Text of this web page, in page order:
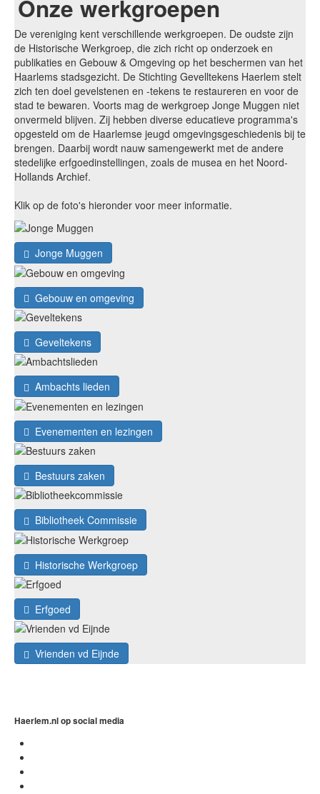
Onze werkgroepen
De vereniging kent verschillende werkgroepen. De oudste zijn
de Historische Werkgroep, die zich richt op onderzoek en
publikaties en Gebouw & Omgeving op het beschermen van het
Haarlems stadsgezicht. De Stichting Gevelltekens Haerlem stelt
zich ten doel gevelstenen en -tekens te restaureren en voor de
stad te bewaren. Voorts mag de werkgroep Jonge Muggen niet
onvermeld blijven. Zij hebben diverse educatieve programma's
opgesteld om de Haarlemse jeugd omgevingsgeschiedenis bij te
brengen. Daarbij wordt nauw samengewerkt met de andere
stedelijke erfgoedinstellingen, zoals de musea en het Noord-
Hollands Archief.
Klik op de foto's hieronder voor meer informatie.
Jonge Muggen
Gebouw en omgeving
Geveltekens
Ambachts lieden
Evenementen en lezingen
Bestuurs zaken
Bibliotheek Commissie
Historische Werkgroep
Erfgoed
Vrienden vd Eijnde
Haerlem.nl op social media